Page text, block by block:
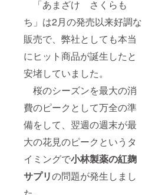
「あまざけ さくらも
ち」は2月の発売以来好調な
販売で、弊社としても本当
にヒット商品が誕生したと
安堵していました。
桜のシーズンを最大の消
費のピークとして万全の準
備をして、翌週の週末が最
大の花見のピークというタ
イミングで小林製薬の紅麹
サプリの問題が発生しまし